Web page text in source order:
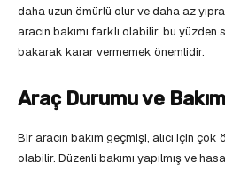
daha uzun ömürlü olur ve daha az
aracın bakımı farklı olabilir, bu
bakarak karar vermemek önemlidir.
Araç Durumu ve
Bir aracın bakım geçmişi, alıcı için
olabilir. Düzenli bakımı yapılmış ve